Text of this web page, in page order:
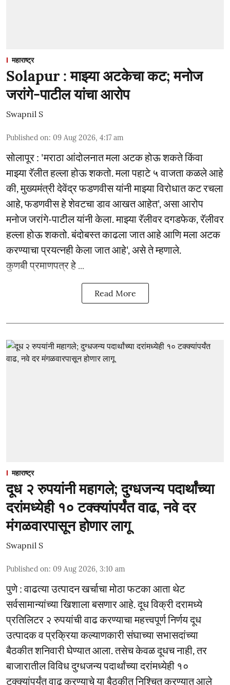
महाराष्ट्र
Solapur : माझ्या अटकेचा कट; मनोज
जरांगे-पाटील यांचा आरोप
Swapnil S
Published on: 09 Aug 2026, 4:17 am
सोलापूर : 'मराठा आंदोलनात मला अटक होऊ शकते किंवा
माझ्या रॅलीत हल्ला होऊ शकतो. मला पहाटे ५ वाजता कळले आहे
की, मुख्यमंत्री देवेंद्र फडणवीस यांनी माझ्या विरोधात कट रचला
आहे, फडणवीस हे शेवटचा डाव आखत आहेत', असा आरोप
मनोज जरांगे-पाटील यांनी केला. माझ्या रॅलीवर दगडफेक, रॅलीवर
हल्ला होऊ शकतो. बंदोबस्त काढला जात आहे आणि मला अटक
करण्याचा प्रयत्नही केला जात आहे', असे ते म्हणाले.
कुणबी प्रमाणपत्र हे ...
Read More
महाराष्ट्र
दूध २ रुपयांनी महागले; दुग्धजन्य पदार्थांच्या
दरांमध्येही १० टक्क्यांपर्यंत वाढ, नवे दर
मंगळवारपासून होणार लागू
Swapnil S
Published on: 09 Aug 2026, 3:10 am
पुणे : वाढत्या उत्पादन खर्चाचा मोठा फटका आता थेट
सर्वसामान्यांच्या खिशाला बसणार आहे. दूध विक्री दरामध्ये
प्रतिलिटर २ रुपयांची वाढ करण्याचा महत्त्वपूर्ण निर्णय दूध
उत्पादक व प्रक्रिया कल्याणकारी संघाच्या सभासदांच्या
बैठकीत शनिवारी घेण्यात आला. तसेच केवळ दूधच नाही, तर
बाजारातील विविध दुग्धजन्य पदार्थांच्या दरांमध्येही १०
टक्क्यांपर्यंत वाढ करण्याचे या बैठकीत निश्चित करण्यात आले